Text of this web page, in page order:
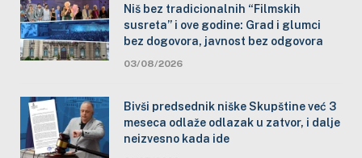
Niš bez tradicionalnih “Filmskih
susreta” i ove godine: Grad i glumci
bez dogovora, javnost bez odgovora
03/08/2026
Bivši predsednik niške Skupštine već 3
meseca odlaže odlazak u zatvor, i dalje
neizvesno kada ide